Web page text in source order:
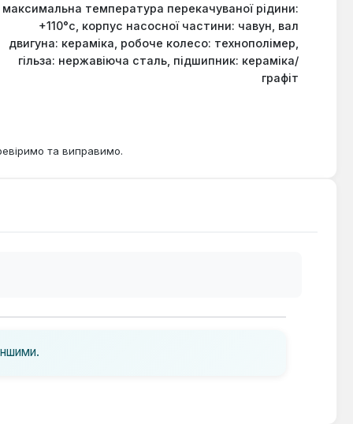
максимальна температура перекачуваної рідини:
+110°с, корпус насосної частини: чавун, вал
двигуна: кераміка, робоче колесо: технополімер,
гільза: нержавіюча сталь, підшипник: кераміка/
графіт
та виправимо.